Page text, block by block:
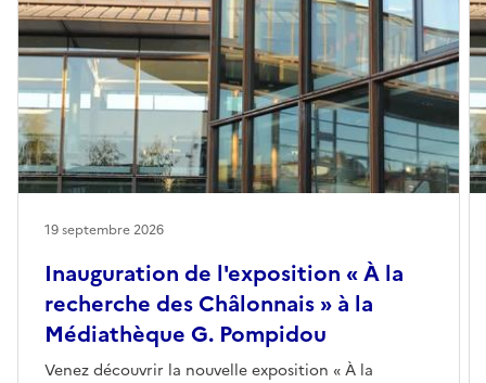
Inauguration de l'exposition « À la
recherche des Châlonnais » à la
Médiathèque G. Pompidou
Venez découvrir la nouvelle exposition « À la
19 septembre 2026